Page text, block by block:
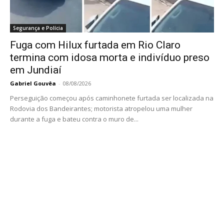
Segurança e Polícia
Fuga com Hilux furtada em Rio Claro
termina com idosa morta e indivíduo preso
em Jundiaí
Gabriel Gouvêa - 08/08/2026
Perseguição começou após caminhonete furtada ser localizada na
Rodovia dos Bandeirantes; motorista atropelou uma mulher
durante a fuga e bateu contra o muro de...